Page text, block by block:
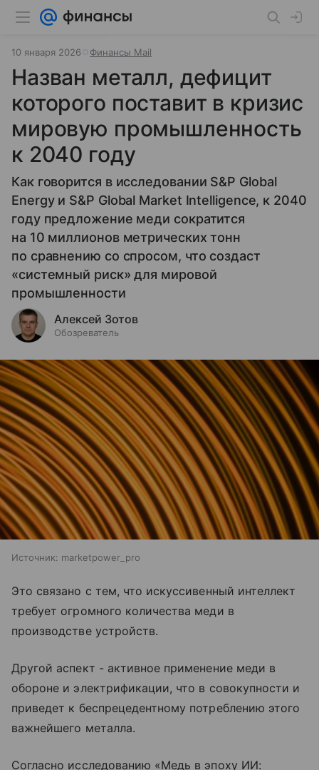
10 января 2026 Финансы Mail
Назван металл, дефицит
которого поставит в кризис
мировую промышленность
к 2040 году
Как говорится в исследовании S&P Global
Energy и S&P Global Market Intelligence, к 2040
году предложение меди сократится
на 10 миллионов метрических тонн
по сравнению со спросом, что создаст
«системный риск» для мировой
промышленности
Алексей Зотов
Обозреватель
Источник: marketpower_pro
Это связано с тем, что искуссивенный интеллект
требует огромного количества меди в
производстве устройств.
Другой аспект - активное применение меди в
обороне и электрификации, что в совокупности и
приведет к беспрецедентному потреблению этого
важнейшего металла.
Согласно исследованию «Медь в эпоху ИИ: